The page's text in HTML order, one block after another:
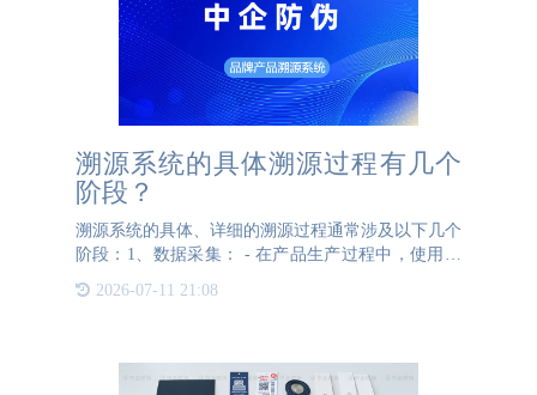
溯源系统的具体溯源过程有几个
阶段？
溯源系统的具体、详细的溯源过程通常涉及以下几个
阶段：1、数据采集： - 在产品生产过程中，使用条
形码、二维码、RFID标签等标识符为每个产品分配
2026-07-11 21:08